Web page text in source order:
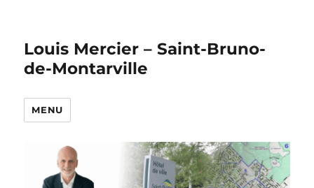
Louis Mercier – Saint-Bruno-
de-Montarville
MENU